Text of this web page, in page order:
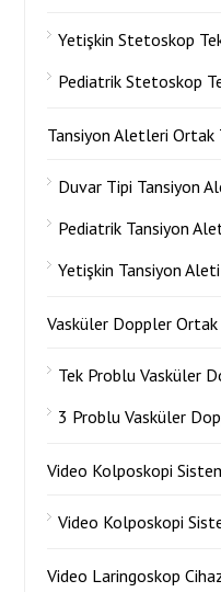
Yetişkin Stetoskop
Pediatrik Stetoskop
Tansiyon Aletleri
Duvar Tipi Tansiyon
Pediatrik Tansiyon
Yetişkin Tansiyon
Vasküler Doppler
Tek Problu Vasküler
3 Problu Vasküler
Video Kolposkopi
Video Kolposkopi
Video Laringoskop